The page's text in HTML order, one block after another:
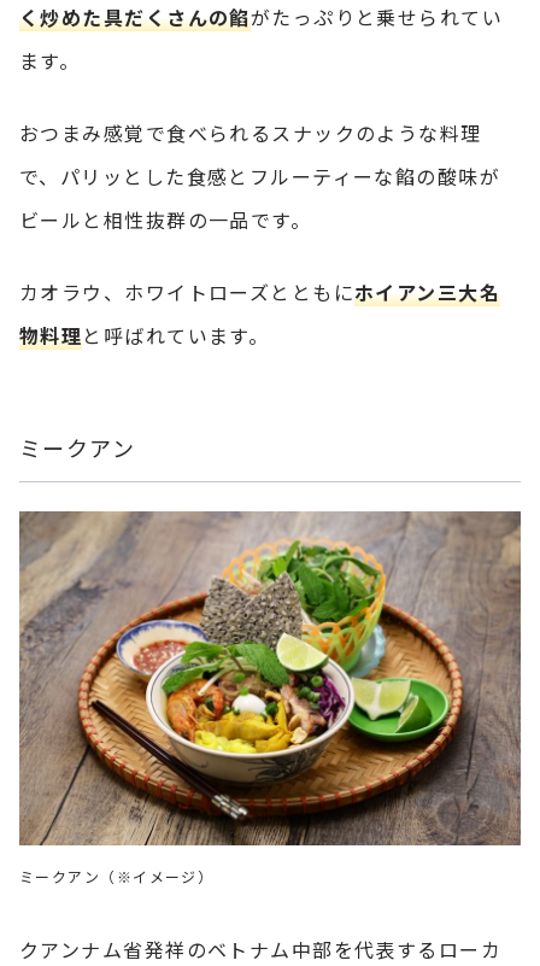
く炒めた具だくさんの餡がたっぷりと乗せられてい
ます。
おつまみ感覚で食べられるスナックのような料理
で、パリッとした食感とフルーティーな餡の酸味が
ビールと相性抜群の一品です。
カオラウ、ホワイトローズとともにホイアン三大名
物料理と呼ばれています。
ミークアン
ミークアン（※イメージ）
クアンナム省発祥のベトナム中部を代表するローカ